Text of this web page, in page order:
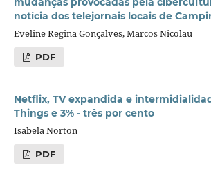
notícia dos telejornais locais de
Eveline Regina Gonçalves, Marcos Nicolau
PDF
Netflix, TV expandida e
Things e 3% - três por cento
Isabela Norton
PDF